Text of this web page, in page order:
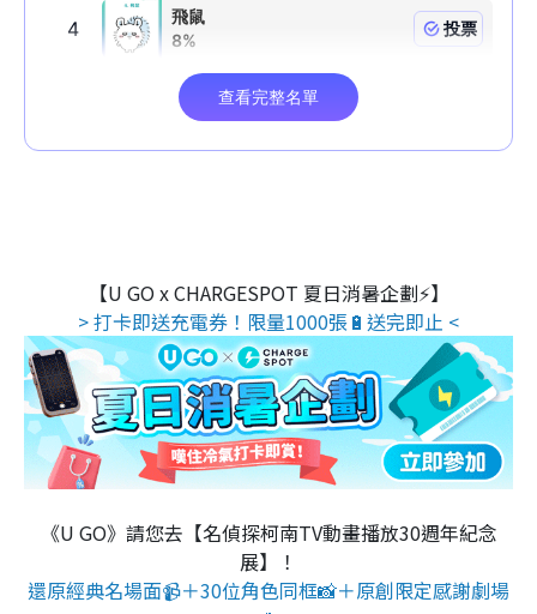
【U GO x CHARGESPOT 夏日消暑企劃⚡】
> 打卡即送充電券！限量1000張🔋送完即止 <
《U GO》請您去【名偵探柯南TV動畫播放30週年紀念
展】！
還原經典名場面📹＋30位角色同框📸＋原創限定感謝劇場